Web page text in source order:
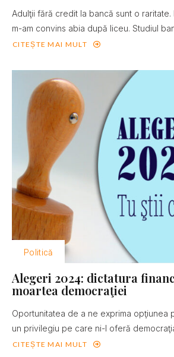
Adulţii fără credit la bancă sunt o
m-am convins abia după liceu. Studiul
CITEȘTE MAI MULT
Politică
Alegeri 2024: dictatura
moartea democraţiei
Oportunitatea de a ne exprima opţiunea
un privilegiu pe care ni-l oferă
CITEȘTE MAI MULT